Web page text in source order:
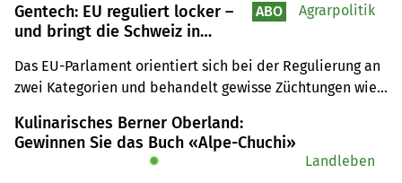
Gentech: EU reguliert locker –
und bringt die Schweiz in
Das EU-Parlament orientiert sich bei der Regulierung an
zwei Kategorien und behandelt gewisse Züchtungen wie
Schweiz rufen zum Handeln auf.
ABO Agrarpolitik
Kulinarisches Berner Oberland:
Gewinnen Sie das Buch «Alpe-Chuchi»
✹ Landleben